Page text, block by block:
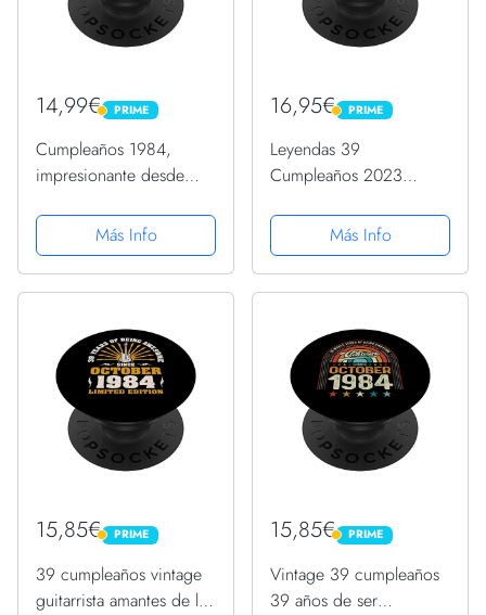
14,99€ PRIME
PRIME
Cumpleaños 1984,
impresionante desde
mujeres, nacido en 1984
PopSockets PopGrip
Intercambiable
Más Info
16,95€ PRIME
PRIME
Leyendas 39
Cumpleaños 2023
1984 PopSockets
PopGrip Intercambiable
Más Info
15,85€ PRIME
PRIME
39 cumpleaños vintage
guitarrista amantes de la
15,85€ PRIME
PRIME
Vintage 39 cumpleaños
39 años de ser